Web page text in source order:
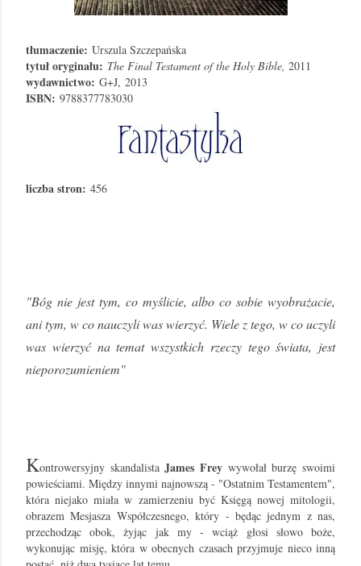
tłumaczenie: Urszula Szczepańska
tytuł oryginału: The Final Testament of the Holy Bible, 2011
wydawnictwo: G+J, 2013
ISBN: 9788377783030
liczba stron: 456
"Bóg nie jest tym, co myślicie, albo co sobie wyobrażacie,
ani tym, w co nauczyli was wierzyć. Wiele z tego, w co uczyli
was wierzyć na temat wszystkich rzeczy tego świata, jest
nieporozumieniem"
Kontrowersyjny skandalistaJames Frey wywołał burzę swoimi
powieściami. Między innymi najnowszą - "Ostatnim Testamentem",
która niejako miała w zamierzeniu być Księgą nowej mitologii,
obrazem Mesjasza Współczesnego, który - będąc jednym z nas,
przechodząc obok, żyjąc jak my - wciąż głosi słowo boże,
wykonując misję, która w obecnych czasach przyjmuje nieco inną